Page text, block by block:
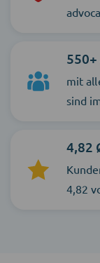
mit
sind
4,82
4,82